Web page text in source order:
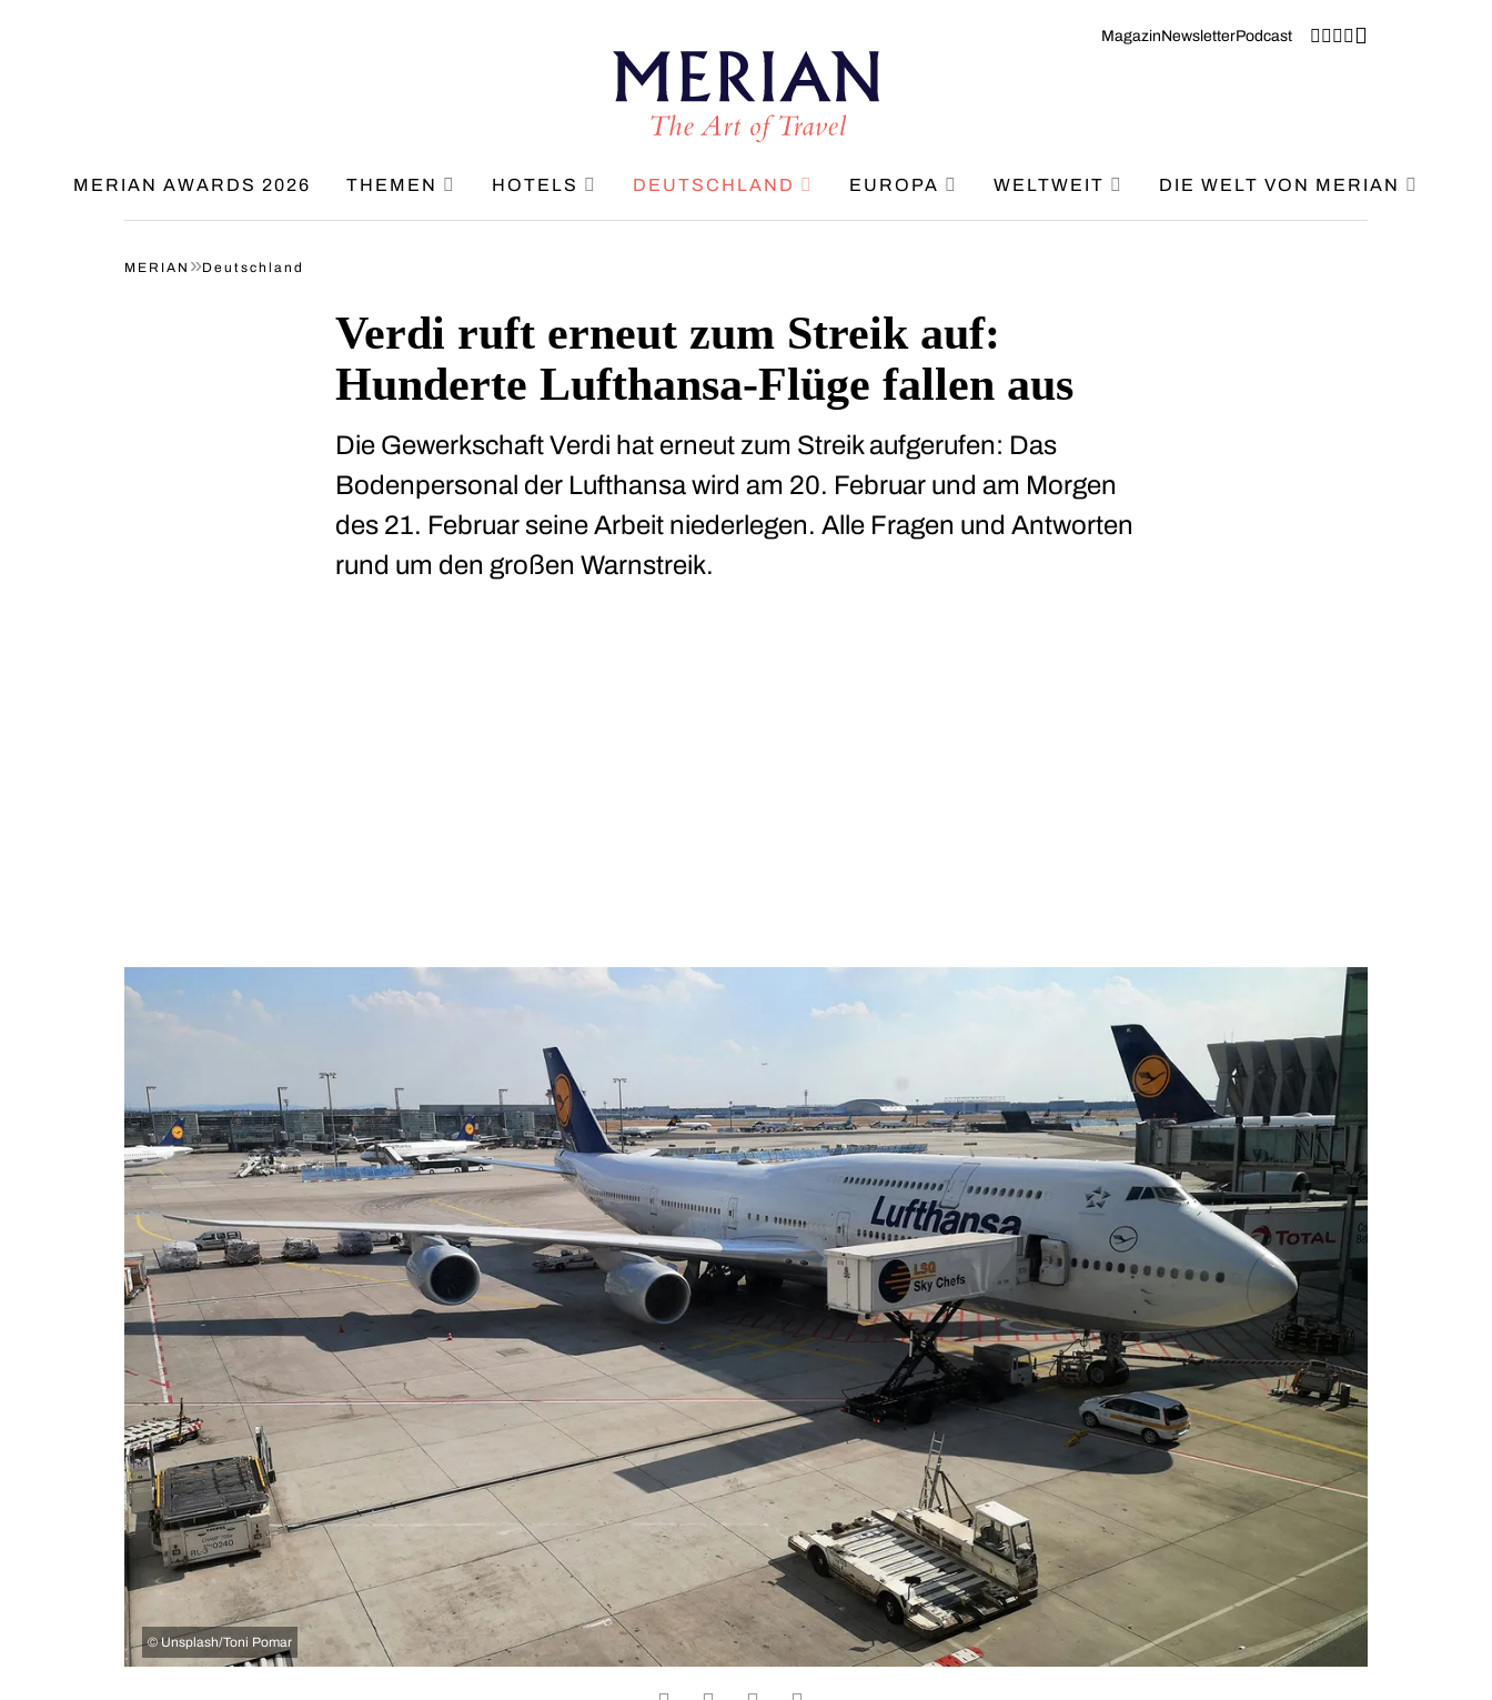
MagazinNewsletterPodcast
MERIAN AWARDS 2026 THEMEN HOTELS DEUTSCHLAND EUROPA WELTWEIT DIE WELT VON MERIAN
MERIAN »Deutschland
Verdi ruft erneut zum Streik auf:
Hunderte Lufthansa-Flüge fallen aus
Die Gewerkschaft Verdi hat erneut zum Streik aufgerufen: Das
Bodenpersonal der Lufthansa wird am 20. Februar und am Morgen
des 21. Februar seine Arbeit niederlegen. Alle Fragen und Antworten
rund um den großen Warnstreik.
© Unsplash/Toni Pomar